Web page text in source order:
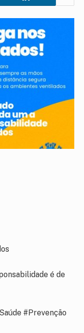
é de
#Prevenção